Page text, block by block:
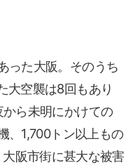
った大阪。そのうち
大空襲は8回もあり
ら未明にかけての
、1,700トン以上もの
阪市街に甚大な被害